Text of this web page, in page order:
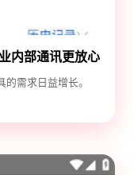
内部通讯更放心
需求日益增长。